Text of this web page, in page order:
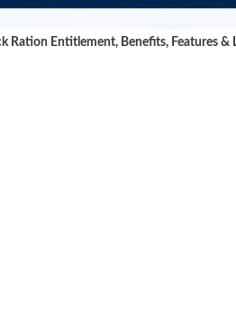
Ration Entitlement, Benefits, Features &